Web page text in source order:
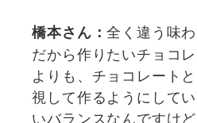
橋本さん：全く違う味
だから作りたいチョコ
よりも、チョコレート
視して作るようにして
いバランスなんですけ